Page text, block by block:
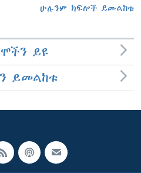
ሁሉንም ክፍሎች ይመልከቱ
ይዩ
ይመልከቱ